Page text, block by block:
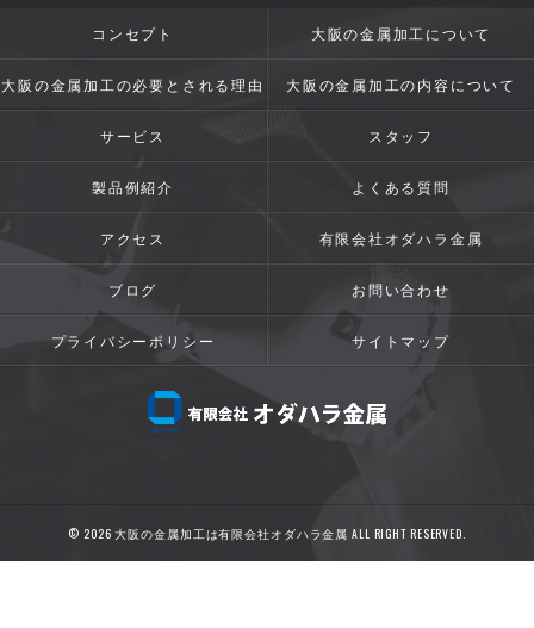
コンセプト 大阪の金属加工について
大阪の金属加工の必要とされる理由 大阪の金属加工の内容について
サービス スタッフ
製品例紹介 よくある質問
アクセス 有限会社オダハラ金属
ブログ お問い合わせ
プライバシーポリシー サイトマップ
© 2026 大阪の金属加工は有限会社オダハラ金属 ALL RIGHT RESERVED.